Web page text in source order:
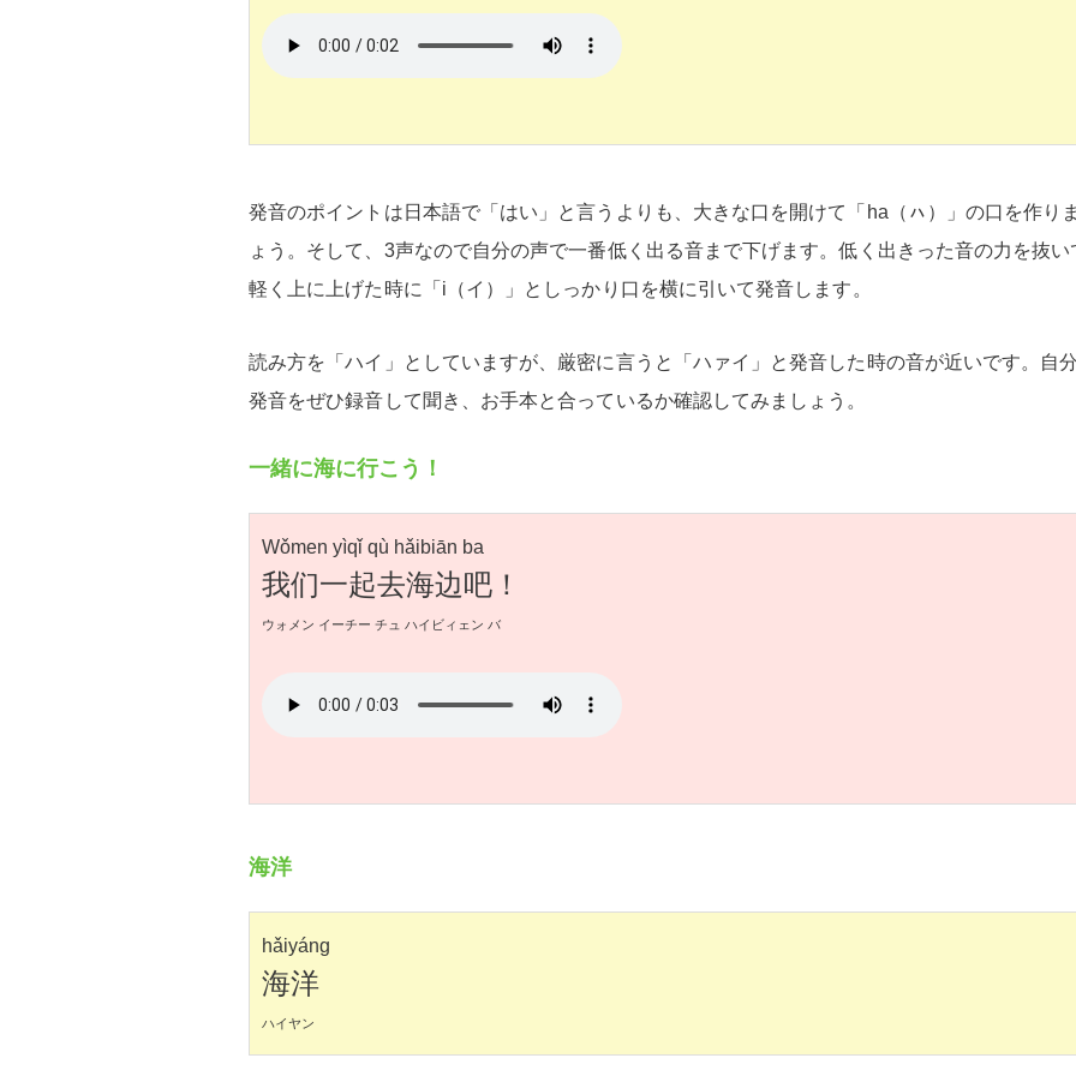
発音のポイントは日本語で「はい」と言うよりも、大きな口を開けて「ha（ㇵ）」の口を作り
ょう。そして、3声なので自分の声で一番低く出る音まで下げます。低く出きった音の力を抜い
軽く上に上げた時に「i（イ）」としっかり口を横に引いて発音します。
読み方を「ハイ」としていますが、厳密に言うと「ハァイ」と発音した時の音が近いです。自
発音をぜひ録音して聞き、お手本と合っているか確認してみましょう。
一緒に海に行こう！
Wǒmen yìqǐ qù hǎibiān ba
我们一起去海边吧！
ウォメン イーチー チュ ハイビィェン バ
海洋
hǎiyáng
海洋
ハイヤン